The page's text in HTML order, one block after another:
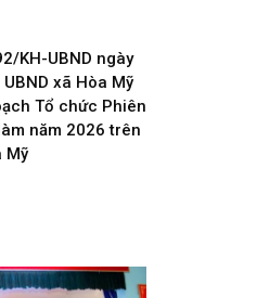
KH-UBND ngày
xã Hòa Mỹ
Tổ chức Phiên
năm 2026 trên
Mỹ